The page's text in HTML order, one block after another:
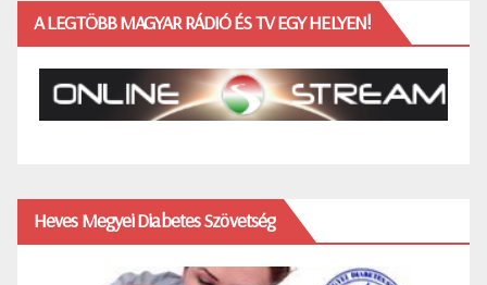
A LEGTÖBB MAGYAR RÁDIÓ ÉS TV EGY HELYEN!
Heves Megyei Diabetes Szövetség